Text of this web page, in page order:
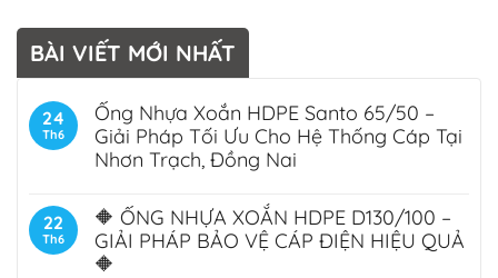
BÀI VIẾT MỚI NHẤT
24
Th6
Ống Nhựa Xoắn HDPE Santo 65/50 –
Giải Pháp Tối Ưu Cho Hệ Thống Cáp Tại
Nhơn Trạch, Đồng Nai
22
Th6
🔶 ỐNG NHỰA XOẮN HDPE D130/100 –
GIẢI PHÁP BẢO VỆ CÁP ĐIỆN HIỆU QUẢ
🔶